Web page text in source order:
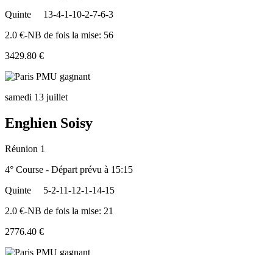
Quinte
13-4-1-10-2-7-6-3
2.0 €-NB de fois la mise: 56
3429.80 €
samedi 13 juillet
Enghien Soisy
Réunion 1
4° Course - Départ prévu à 15:15
Quinte
5-2-11-12-1-14-15
2.0 €-NB de fois la mise: 21
2776.40 €